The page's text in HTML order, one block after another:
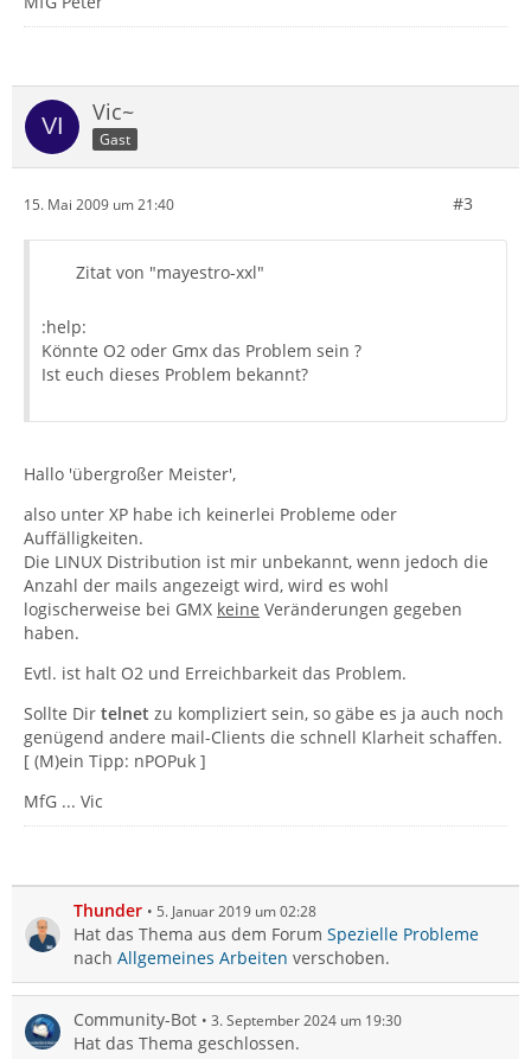
Vic~
Gast
15. Mai 2009 um 21:40 #3
Zitat von "mayestro-xxl"
:help:
Könnte O2 oder Gmx das Problem sein ?
Ist euch dieses Problem bekannt?
Hallo 'übergroßer Meister',
also unter XP habe ich keinerlei Probleme oder
Auffälligkeiten.
Die LINUX Distribution ist mir unbekannt, wenn jedoch die
Anzahl der mails angezeigt wird, wird es wohl
logischerweise bei GMX keine Veränderungen gegeben
haben.
Evtl. ist halt O2 und Erreichbarkeit das Problem.
Sollte Dir telnet zu kompliziert sein, so gäbe es ja auch noch
genügend andere mail-Clients die schnell Klarheit schaffen.
[ (M)ein Tipp: nPOPuk ]
MfG ... Vic
Thunder 5. Januar 2019 um 02:28
Hat das Thema aus dem Forum Spezielle Probleme
nach Allgemeines Arbeiten verschoben.
Community-Bot 3. September 2024 um 19:30
Hat das Thema geschlossen.